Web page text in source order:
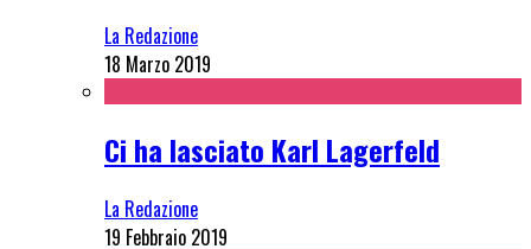
La Redazione
18 Marzo 2019
Ci ha lasciato Karl Lagerfeld
La Redazione
19 Febbraio 2019